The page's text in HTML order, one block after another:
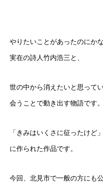
やりたいことがあったのにか
実在の詩人竹内浩三と、
世の中から消えたいと思って
会うことで動き出す物語です。
「きみはいくさに征ったけど
に作られた作品です。
今回、北見市で一般の方にも